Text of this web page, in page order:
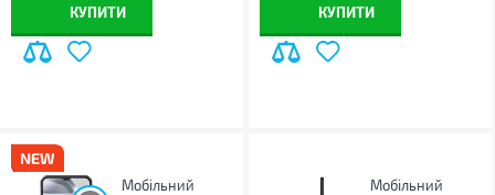
КУПИТИ КУПИТИ
Мобільний
Мобільний